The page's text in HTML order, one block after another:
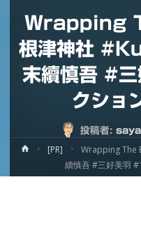
Wrapping
根津神社
末續慎吾 #
クショ
投稿者: saya
ホ
ム
[PR]
Wrapping The
續慎吾 #三好美羽